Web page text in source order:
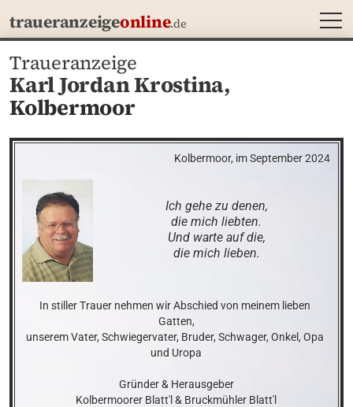
traueranzeigeonline.de
Traueranzeige
Karl Jordan Krostina,
Kolbermoor
Kolbermoor, im September 2024
Ich gehe zu denen,
die mich liebten.
Und warte auf die,
die mich lieben.
In stiller Trauer nehmen wir Abschied von meinem lieben
Gatten,
unserem Vater, Schwiegervater, Bruder, Schwager, Onkel, Opa
und Uropa
Gründer & Herausgeber
Kolbermoorer Blatt'l & Bruckmühler Blatt'l